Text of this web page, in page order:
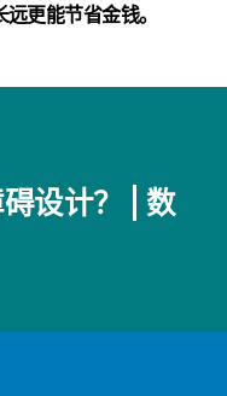
远更能节省金钱。
设计？ | 数